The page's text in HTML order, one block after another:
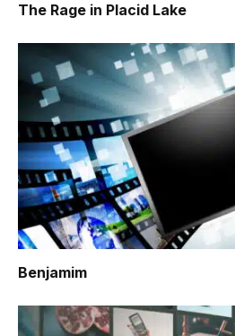
The Rage in Placid Lake
Benjamim